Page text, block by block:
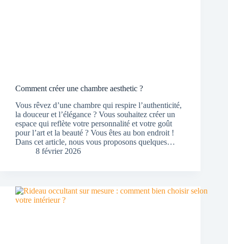
Comment créer une chambre aesthetic ?
Vous rêvez d’une chambre qui respire l’authenticité,
la douceur et l’élégance ? Vous souhaitez créer un
espace qui reflète votre personnalité et votre goût
pour l’art et la beauté ? Vous êtes au bon endroit !
Dans cet article, nous vous proposons quelques…
8 février 2026